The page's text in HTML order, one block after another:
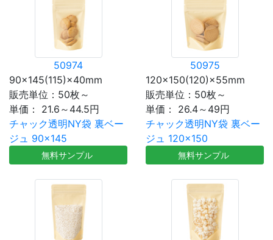
50974
90×145(115)×40mm
販売単位：50枚～
単価：
21.6～44.5円
チャック透明NY袋 裏ベー
ジュ 90×145
無料サンプル
50975
120×150(120)×55mm
販売単位：50枚～
単価：
26.4～49円
チャック透明NY袋 裏ベー
ジュ 120×150
無料サンプル